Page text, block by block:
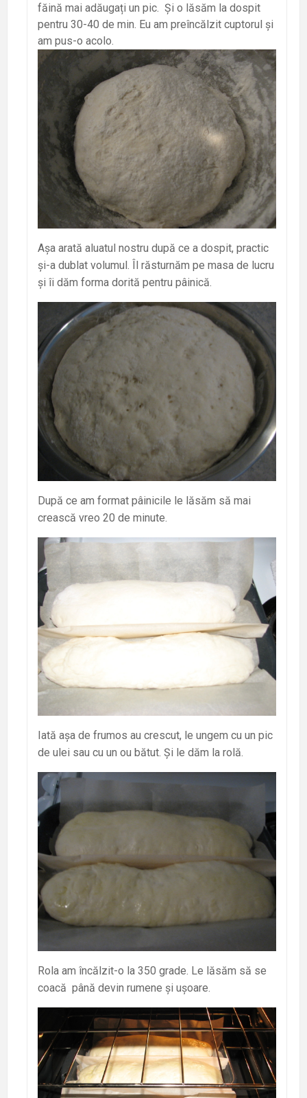
făină mai adăugați un pic. Și o lăsăm la dospit
pentru 30-40 de min. Eu am preîncălzit cuptorul și
am pus-o acolo.
Așa arată aluatul nostru după ce a dospit, practic
și-a dublat volumul. Îl răsturnăm pe masa de lucru
și îi dăm forma dorită pentru pâinică.
După ce am format pâinicile le lăsăm să mai
crească vreo 20 de minute.
Iată așa de frumos au crescut, le ungem cu un pic
de ulei sau cu un ou bătut. Și le dăm la rolă.
Rola am încălzit-o la 350 grade. Le lăsăm să se
coacă până devin rumene și ușoare.